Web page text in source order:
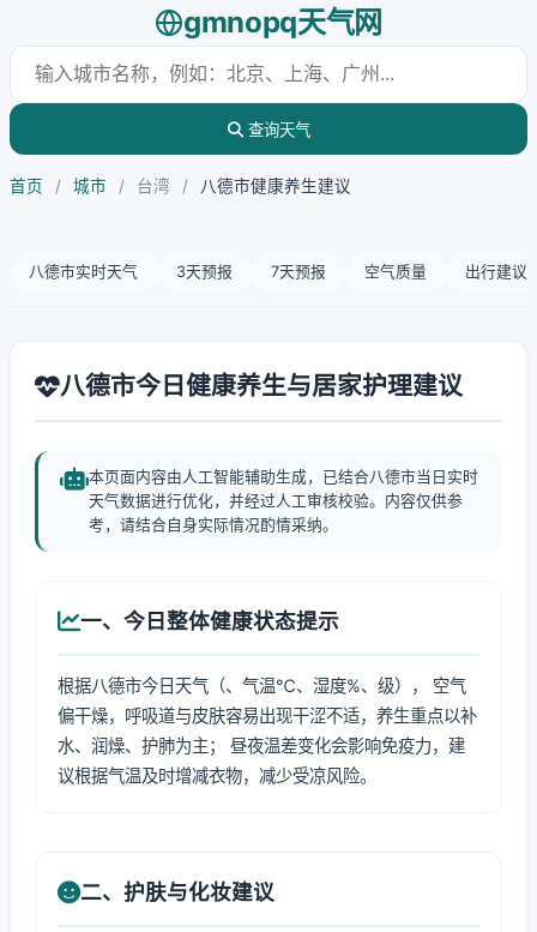
gmnopq天气网
查询天气
首页 / 城市 / 台湾 / 八德市健康养生建议
八德市实时天气 3天预报 7天预报 空气质量 出行建议
八德市今日健康养生与居家护理建议
本页面内容由人工智能辅助生成，已结合八德市当日实时
天气数据进行优化，并经过人工审核校验。内容仅供参
考，请结合自身实际情况酌情采纳。
一、今日整体健康状态提示
根据八德市今日天气（、气温℃、湿度%、级）， 空气
偏干燥，呼吸道与皮肤容易出现干涩不适，养生重点以补
水、润燥、护肺为主； 昼夜温差变化会影响免疫力，建
议根据气温及时增减衣物，减少受凉风险。
二、护肤与化妆建议